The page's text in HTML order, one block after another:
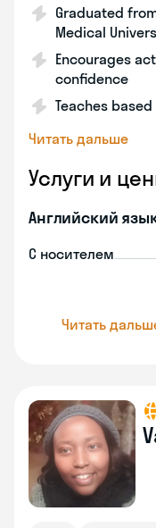
Graduated
Medical
Encourages
confidence
Teaches
Читать дальше
Услуги и
Английский
С носителем
Читать